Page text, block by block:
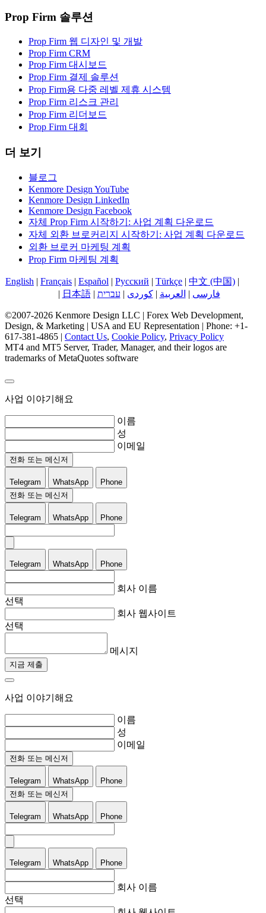
Prop Firm 솔루션
Prop Firm 웹 디자인 및 개발
Prop Firm CRM
Prop Firm 대시보드
Prop Firm 결제 솔루션
Prop Firm용 다중 레벨 제휴 시스템
Prop Firm 리스크 관리
Prop Firm 리더보드
Prop Firm 대회
더 보기
블로그
Kenmore Design YouTube
Kenmore Design LinkedIn
Kenmore Design Facebook
자체 Prop Firm 시작하기: 사업 계획 다운로드
자체 외환 브로커리지 시작하기: 사업 계획 다운로드
외환 브로커 마케팅 계획
Prop Firm 마케팅 계획
English | Français | Español | Русский | Türkçe | 中文 (中国) |
| 日本語| עברית | کوردی| العربية | فارسی
©2007-2026 Kenmore Design LLC | Forex Web Development,
Design, & Marketing | USA and EU Representation | Phone: +1-
617-381-4865 | Contact Us, Cookie Policy, Privacy Policy
MT4 and MT5 Server, Trader, Manager, and their logos are
trademarks of MetaQuotes software
사업 이야기해요
이름
성
이메일
전화 또는 메신저
Telegram WhatsApp
Phone
전화 또는 메신저
Telegram WhatsApp Phone
Telegram WhatsApp Phone
회사 이름
선택
회사 웹사이트
선택
메시지
지금 제출
사업 이야기해요
이름
성
이메일
전화 또는 메신저
Telegram WhatsApp
Phone
전화 또는 메신저
Telegram WhatsApp Phone
Telegram WhatsApp Phone
회사 이름
선택